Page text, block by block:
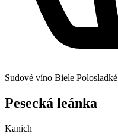
Sudové víno Biele Polosladké
Pesecká leánka
Kanich